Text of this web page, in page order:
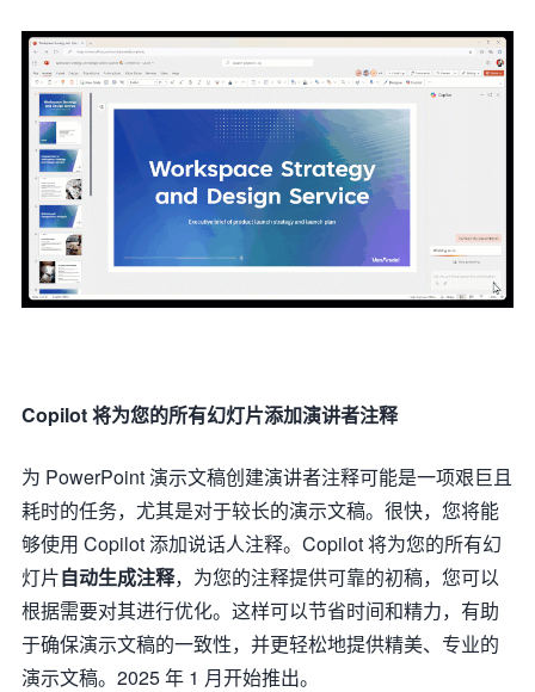
Copilot 将为您的所有幻灯片添加演讲者注释
为 PowerPoint 演示文稿创建演讲者注释可能是一项艰巨且
耗时的任务，尤其是对于较长的演示文稿。很快，您将能
够使用 Copilot 添加说话人注释。Copilot 将为您的所有幻
灯片自动生成注释，为您的注释提供可靠的初稿，您可以
根据需要对其进行优化。这样可以节省时间和精力，有助
于确保演示文稿的一致性，并更轻松地提供精美、专业的
演示文稿。2025 年 1 月开始推出。